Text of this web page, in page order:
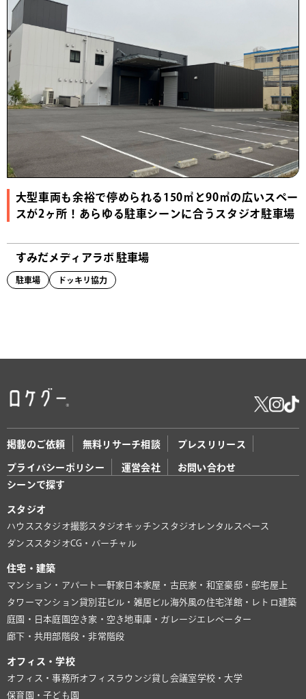
大型車両も余裕で停められる150㎡と90㎡の広いスペー
スが2ヶ所！あらゆる駐車シーンに合うスタジオ駐車場
すみだメディアラボ 駐車場
駐車場 ドッキリ協力
掲載のご依頼 無料リサーチ相談 プレスリリース
プライバシーポリシー 運営会社
お問い合わせ
シーンで探す
スタジオ
ハウススタジオ撮影スタジオキッチンスタジオ レンタルスペース
ダンススタジオCG・バーチャル
住宅・建築
マンション・アパート 一軒家 日本家屋・古民家・和室豪邸・邸宅屋上
タワーマンション貸別荘ビル・雑居ビル海外風の住宅洋館・レトロ建築
庭園・日本庭園 空き家・空き地 車庫・ガレージ エレベーター
廊下・共用部 階段・非常階段
オフィス・学校
オフィス・事務所オフィスラウンジ貸し会議室学校・大学
保育園・子ども園